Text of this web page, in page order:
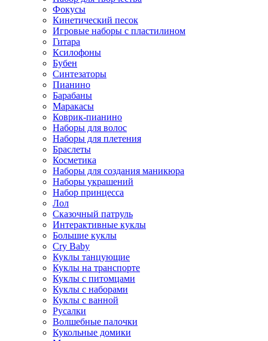
Фокусы
Кинетический песок
Игровые наборы с пластилином
Гитара
Ксилофоны
Бубен
Синтезаторы
Пианино
Барабаны
Маракасы
Коврик-пианино
Наборы для волос
Наборы для плетения
Браслеты
Косметика
Наборы для создания маникюра
Наборы украшений
Набор принцесса
Лол
Сказочный патруль
Интерактивные куклы
Большие куклы
Cry Baby
Куклы танцующие
Куклы на транспорте
Куклы с питомцами
Куклы с наборами
Куклы с ванной
Русалки
Волшебные палочки
Кукольные домики